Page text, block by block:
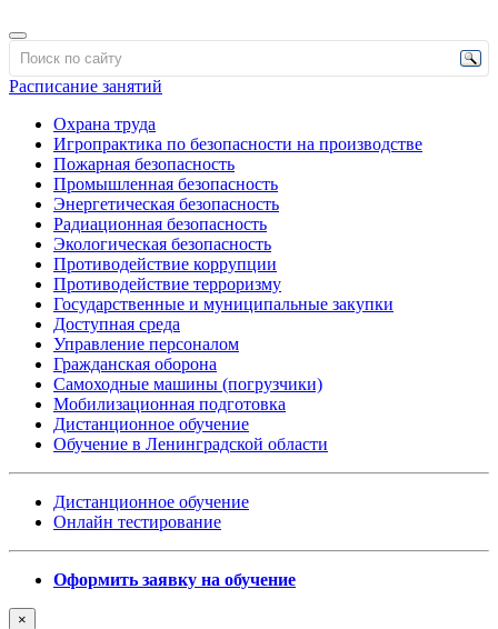
Расписание занятий
Охрана труда
Игропрактика по безопасности на производстве
Пожарная безопасность
Промышленная безопасность
Энергетическая безопасность
Радиационная безопасность
Экологическая безопасность
Противодействие коррупции
Противодействие терроризму
Государственные и муниципальные закупки
Доступная среда
Управление персоналом
Гражданская оборона
Самоходные машины (погрузчики)
Мобилизационная подготовка
Дистанционное обучение
Обучение в Ленинградской области
Дистанционное обучение
Онлайн тестирование
Оформить заявку на обучение
×